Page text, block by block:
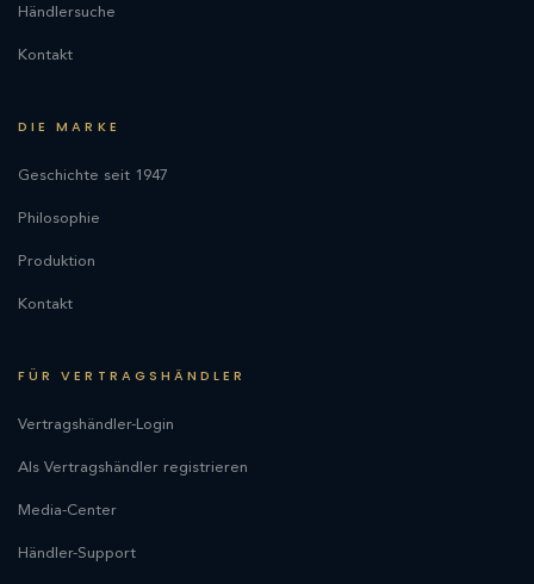
Händlersuche
Kontakt
DIE MARKE
Geschichte seit 1947
Philosophie
Produktion
Kontakt
FÜR VERTRAGSHÄNDLER
Vertragshändler-Login
Als Vertragshändler registrieren
Media-Center
Händler-Support